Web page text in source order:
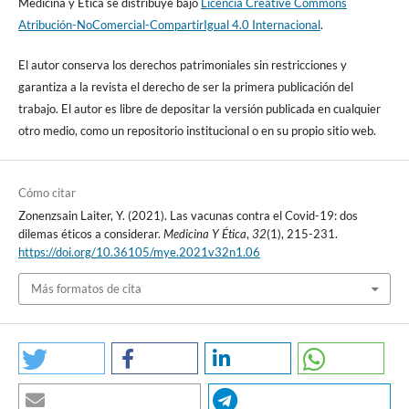
commitment-and-call-to-actionglobal-
19. Bollyky TJ, Gostin LO, Hamburg MA. The equitable
therapeutics and vaccines. JAMA: The Journal of the American
Medical Association.
7 de mayo de 2020; 323(24): 2462.
para participar
2020]. Recuperado
en: https://www.eluniversal.com.mx/na cion/vacuna-contra-
Covid-19-ya-hayinvitacion-
de-rusia-mexico-para-participar-en-vacuna-sputnik-v.
https://doi.org/10.24215/166965 81e471
of a Covid-19 vaccine. Journal of Medical Ethics. Agosto de 2020;
46(8): 499-501.
https://doi.org/10.1136/medethics-2020-106516
22. Gavi, the Vaccine Alliance. [Consultado el 12 de agosto de
Atribución-NoComercial-CompartirIgual 4.0 Internacional.
El autor conserva los derechos patrimoniales sin restricciones y
garantiza a la revista el derecho de ser la primera publicación del
trabajo. El autor es libre de depositar la versión publicada en cualquier
otro medio, como un repositorio institucional o en su propio sitio web.
Cómo citar
Zonenzsain Laiter, Y. (2021). Las vacunas contra el Covid-19: dos
dilemas éticos a considerar. Medicina Y Ética, 32(1), 215-231.
https://doi.org/10.36105/mye.2021v32n1.06
Más formatos de cita